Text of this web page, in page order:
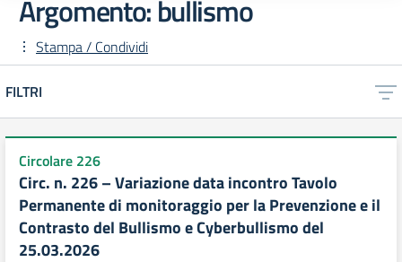
Argomento: bullismo
Stampa / Condividi
FILTRI
Circolare 226
Circ. n. 226 – Variazione data incontro Tavolo
Permanente di monitoraggio per la Prevenzione e il
Contrasto del Bullismo e Cyberbullismo del
25.03.2026